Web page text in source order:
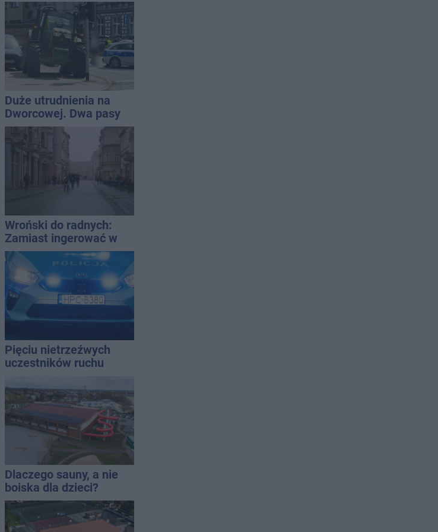
Duże utrudnienia na
Dworcowej. Dwa pasy
blokowała przyczepa od
Wroński do radnych:
Zamiast ingerować w
prywatną własność
zajmijcie się
gospodarką
Pięciu nietrzeźwych
uczestników ruchu
Rekordzista miał 2,6
promila
Dlaczego sauny, a nie
boiska dla dzieci?
Ratusz odpowiada